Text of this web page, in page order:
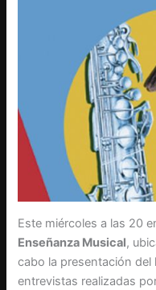
Este miércoles a las 20
Enseñanza Musical,
cabo la presentación
entrevistas realizadas